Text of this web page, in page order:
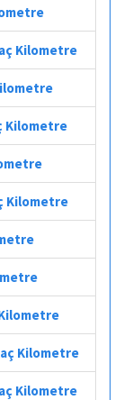
Kilometre
Kilometre
Kilometre
Kilometre
Kilometre